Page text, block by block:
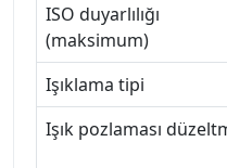
ISO duyarlılığı
(maksimum)
Işıklama tipi
Işık pozlaması